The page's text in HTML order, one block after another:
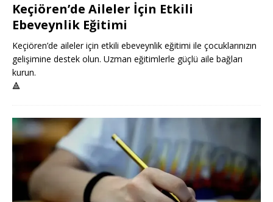
Keçiören’de Aileler İçin Etkili
Ebeveynlik Eğitimi
Keçiören’de aileler için etkili ebeveynlik eğitimi ile çocuklarınızın
gelişimine destek olun. Uzman eğitimlerle güçlü aile bağları
kurun.
🔺